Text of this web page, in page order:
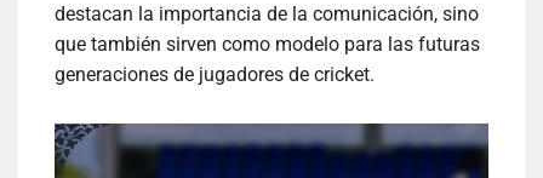
destacan la importancia de la comunicación, sino
que también sirven como modelo para las futuras
generaciones de jugadores de cricket.